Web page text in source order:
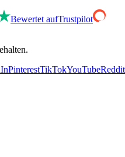
Bewertet aufTrustpilot
PinterestTikTokYouTubeReddit